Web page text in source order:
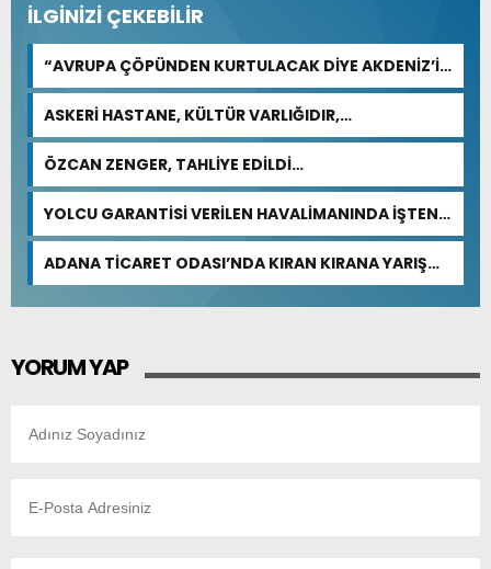
İLGİNİZİ ÇEKEBİLİR
“AVRUPA ÇÖPÜNDEN KURTULACAK DİYE AKDENİZ’İ
FEDA EDEMEZSİNİZ!”
ASKERİ HASTANE, KÜLTÜR VARLIĞIDIR,
ÖZELLEŞTİRİLEMEZ!
ÖZCAN ZENGER, TAHLİYE EDİLDİ…
YOLCU GARANTİSİ VERİLEN HAVALİMANINDA İŞTEN
ÇIKARMA VAR
ADANA TİCARET ODASI’NDA KIRAN KIRANA YARIŞ
BEKLENİYOR
YORUM YAP